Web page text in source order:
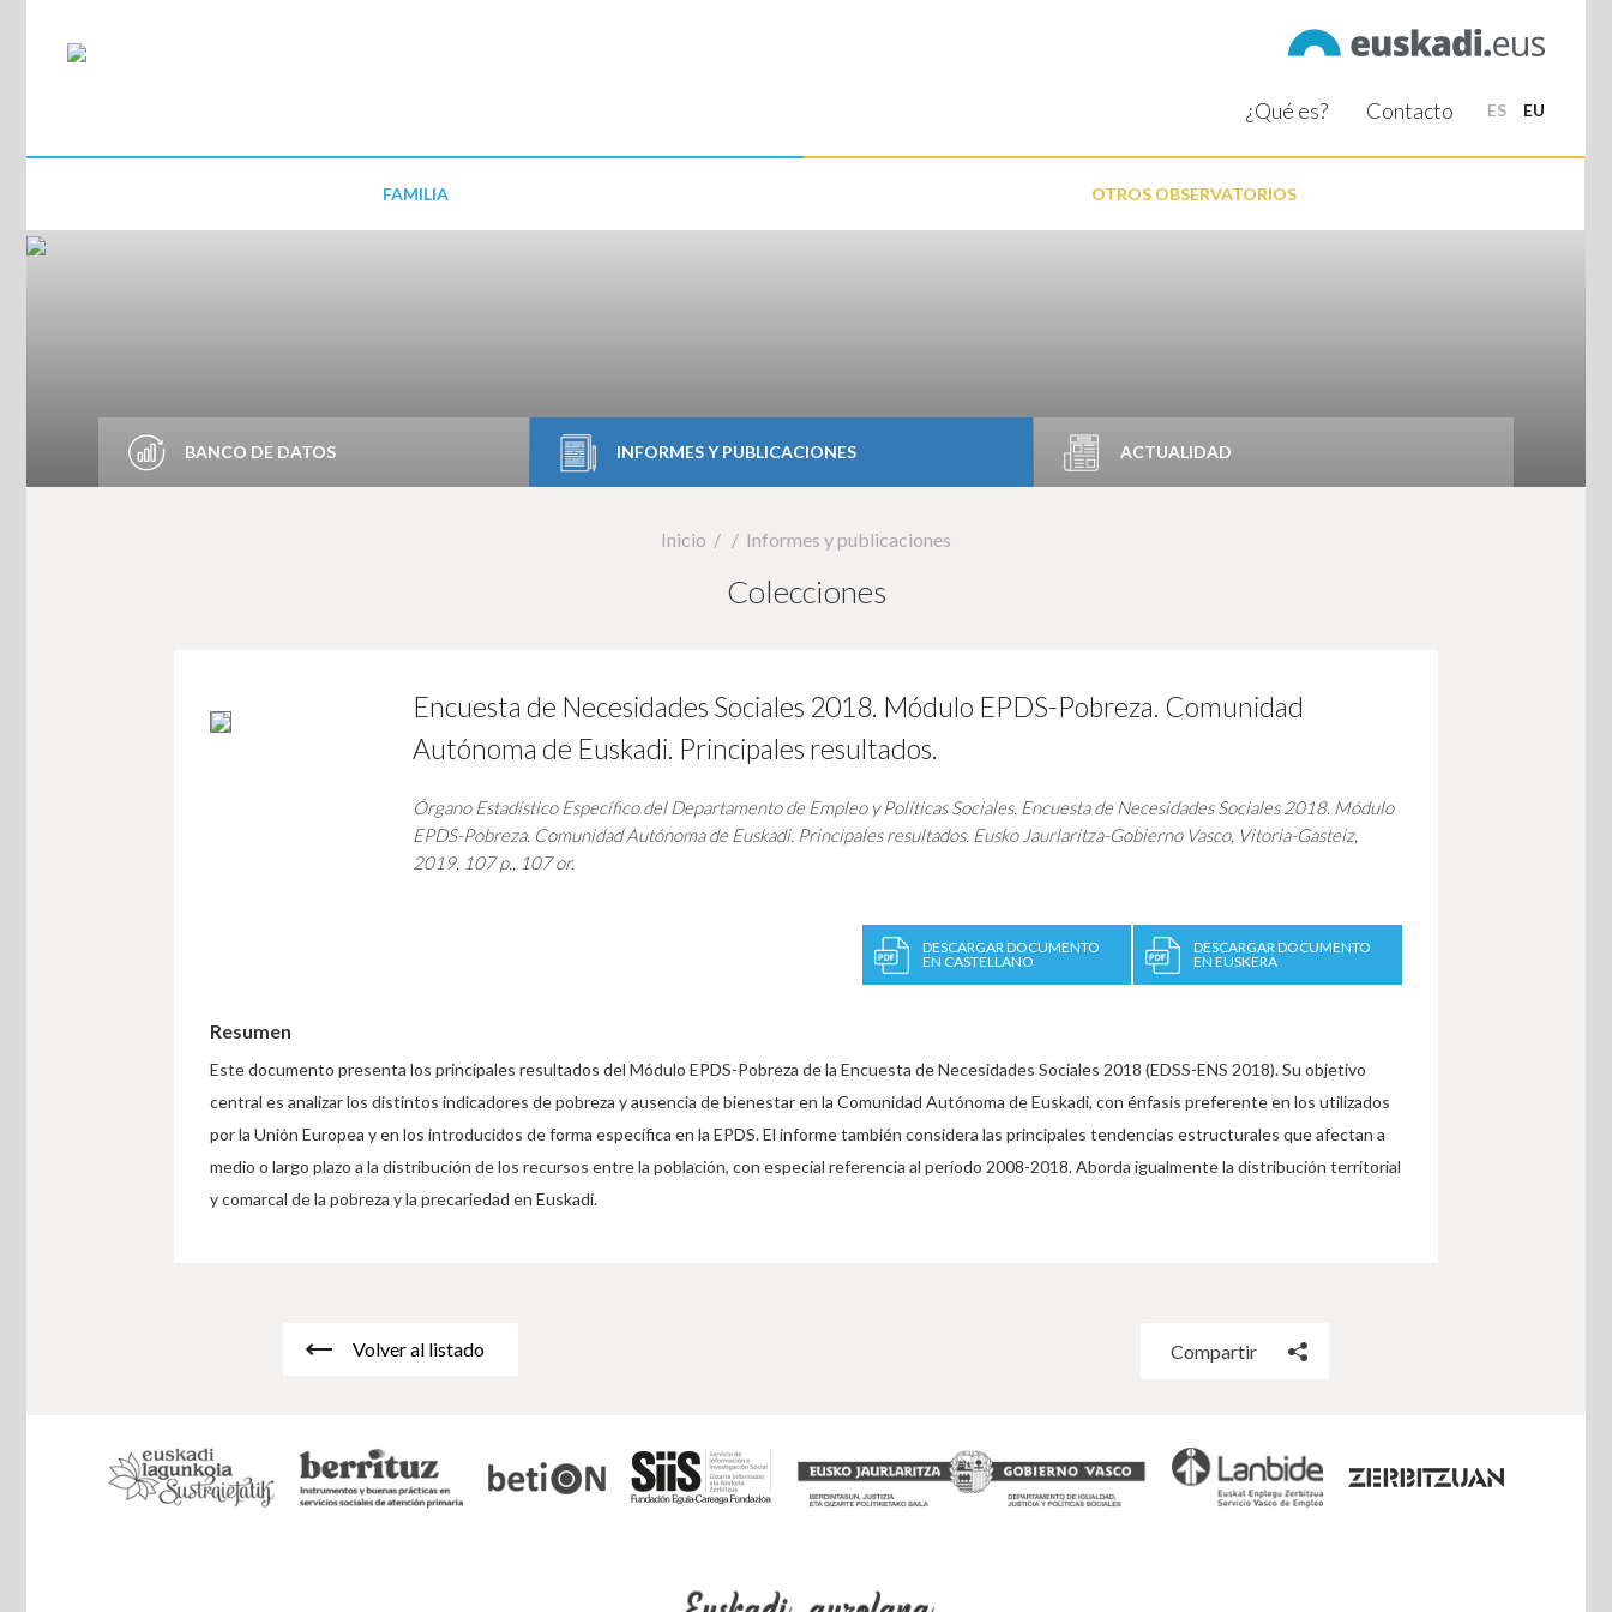
ES EU
FAMILIA OTROS OBSERVATORIOS
¿Qué es? Contacto
BANCO DE DATOS INFORMES Y PUBLICACIONES ACTUALIDAD
Inicio Informes y publicaciones
Colecciones
Encuesta de Necesidades Sociales 2018. Módulo EPDS-Pobreza. Comunidad
Autónoma de Euskadi. Principales resultados.
Órgano Estadístico Específico del Departamento de Empleo y Políticas Sociales, Encuesta de Necesidades Sociales 2018. Módulo
EPDS-Pobreza. Comunidad Autónoma de Euskadi. Principales resultados. Eusko Jaurlaritza-Gobierno Vasco, Vitoria-Gasteiz,
2019, 107 p., 107 or.
DESCARGAR DOCUMENTO
EN CASTELLANO
DESCARGAR DOCUMENTO
EN EUSKERA
Resumen
Este documento presenta los principales resultados del Módulo EPDS-Pobreza de la Encuesta de Necesidades Sociales 2018 (EDSS-ENS 2018). Su objetivo
central es analizar los distintos indicadores de pobreza y ausencia de bienestar en la Comunidad Autónoma de Euskadi, con énfasis preferente en los utilizados
por la Unión Europea y en los introducidos de forma específica en la EPDS. El informe también considera las principales tendencias estructurales que afectan a
medio o largo plazo a la distribución de los recursos entre la población, con especial referencia al período 2008-2018. Aborda igualmente la distribución territorial
y comarcal de la pobreza y la precariedad en Euskadi.
Volver al listado Compartir